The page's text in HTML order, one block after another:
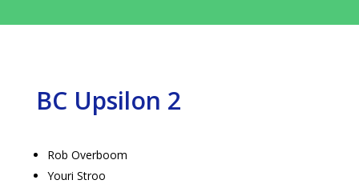
BC Upsilon 2
Rob Overboom
Youri Stroo